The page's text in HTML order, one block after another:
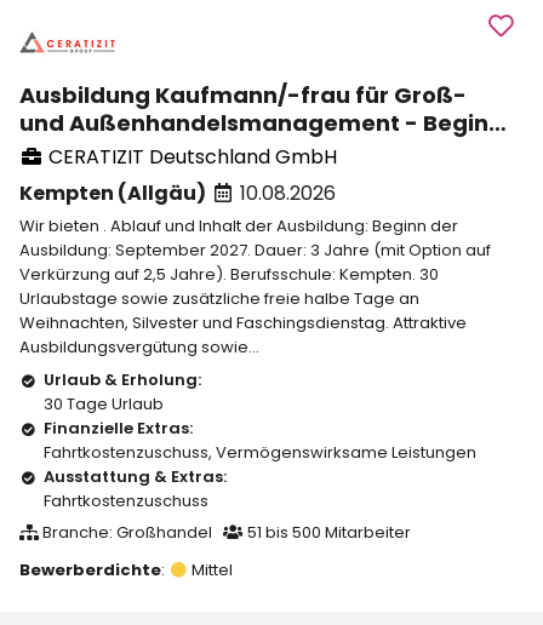
Ausbildung Kaufmann/-frau für Groß-
und Außenhandelsmanagement - Beginn
September 2027
CERATIZIT Deutschland GmbH
Kempten (Allgäu)
10.08.2026
Wir bieten . Ablauf und Inhalt der Ausbildung: Beginn der
Ausbildung: September 2027. Dauer: 3 Jahre (mit Option auf
Verkürzung auf 2,5 Jahre). Berufsschule: Kempten. 30
Urlaubstage sowie zusätzliche freie halbe Tage an
Weihnachten, Silvester und Faschingsdienstag. Attraktive
Ausbildungsvergütung sowie...
Urlaub & Erholung:
30 Tage Urlaub
Finanzielle Extras:
Fahrtkostenzuschuss, Vermögenswirksame Leistungen
Ausstattung & Extras:
Fahrtkostenzuschuss
Branche: Großhandel
51 bis 500 Mitarbeiter
Bewerberdichte: Mittel